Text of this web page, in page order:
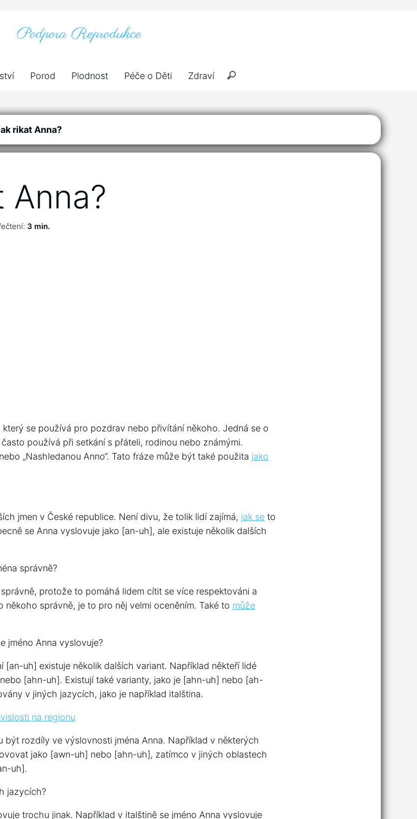
Porod Plodnost Péče o Děti Zdraví
rikat Anna?
Anna?
3 min.
se používá pro pozdrav nebo přivítání někoho. Jedná se o
používá při setkání s přáteli, rodinou nebo známými.
„Nashledanou Anno“. Tato fráze může být také použita jako
jmen v České republice. Není divu, že tolik lidí zajímá, jak se to
se Anna vyslovuje jako [an-uh], ale existuje několik dalších
správně?
protože to pomáhá lidem cítit se více respektováni a
někoho správně, je to pro něj velmi oceněním. Také to může
jméno Anna vyslovuje?
[an-uh] existuje několik dalších variant. Například někteří lidé
[ahn-uh]. Existují také varianty, jako je [ahn-uh] nebo [ah-
v jiných jazycích, jako je například italština.
na regionu
být rozdíly ve výslovnosti jména Anna. Například v některých
jako [awn-uh] nebo [ahn-uh], zatímco v jiných oblastech
uh].
jazycích?
trochu jinak. Například v italštině se jméno Anna vyslovuje